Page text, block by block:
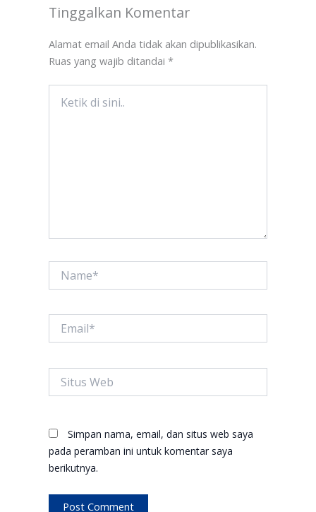
Tinggalkan Komentar
Alamat email Anda tidak akan dipublikasikan.
Ruas yang wajib ditandai *
Web
Simpan nama, email, dan situs web saya
pada peramban ini untuk komentar saya
berikutnya.